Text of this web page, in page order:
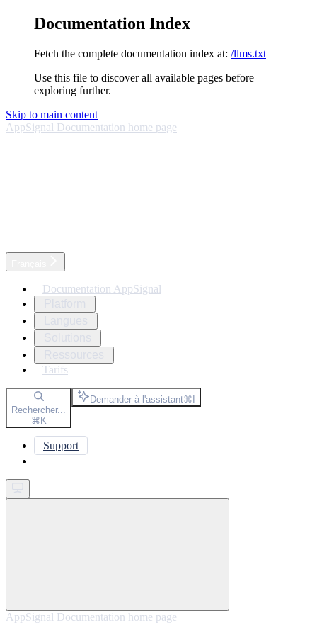
Documentation Index
Fetch the complete documentation index at: /llms.txt
Use this file to discover all available pages before
exploring further.
Skip to main content
AppSignal Documentation home page
Documentation AppSignal
Tarifs
Rechercher...
⌘K
Demander à l'assistant⌘I
Support
AppSignal Documentation home page